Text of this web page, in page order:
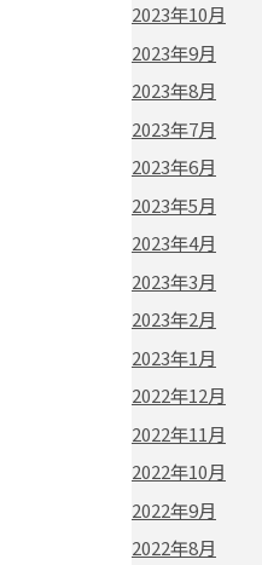
2023年10月
2023年9月
2023年8月
2023年7月
2023年6月
2023年5月
2023年4月
2023年3月
2023年2月
2023年1月
2022年12月
2022年11月
2022年10月
2022年9月
2022年8月